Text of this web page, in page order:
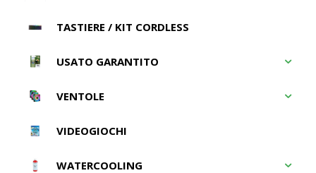
TASTIERE / KIT CORDLESS
USATO GARANTITO
VENTOLE
VIDEOGIOCHI
WATERCOOLING